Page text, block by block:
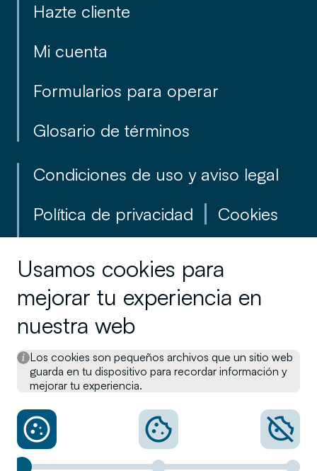
Usamos cookies para
mejorar tu experiencia en
nuestra web
Los cookies son pequeños archivos que un sitio web
guarda en tu dispositivo para recordar información y
mejorar tu experiencia.
Hazte cliente
Mi cuenta
Formularios para operar
Glosario de términos
Condiciones de uso y aviso legal
Política de privacidad
Cookies
cliente
Información en materia de
sostenibilidad
Canal interno de Denuncias
Otra información legal